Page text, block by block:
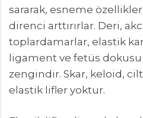
sararak, esneme
direnci arttırırlar. Deri,
toplardamarlar, elastik
ligament ve fetüs
zengindir. Skar, keloid,
elastik lifler yoktur.